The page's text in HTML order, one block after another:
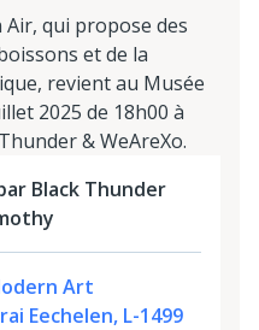
qui propose des
et de la
revient au Musée
2025 de 18h00 à
& WeAreXo.
Black Thunder
Art
Eechelen, L-1499